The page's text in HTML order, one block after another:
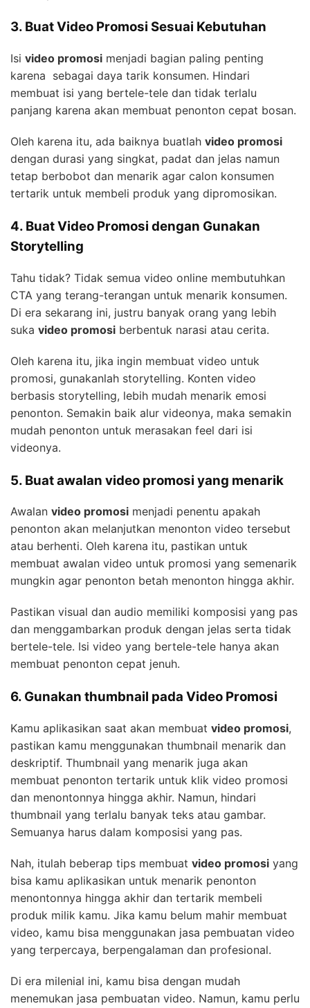
3. Buat Video Promosi Sesuai Kebutuhan
Isi video promosi menjadi bagian paling penting
karena sebagai daya tarik konsumen. Hindari
membuat isi yang bertele-tele dan tidak terlalu
panjang karena akan membuat penonton cepat bosan.
Oleh karena itu, ada baiknya buatlah video promosi
dengan durasi yang singkat, padat dan jelas namun
tetap berbobot dan menarik agar calon konsumen
tertarik untuk membeli produk yang dipromosikan.
4. Buat Video Promosi dengan Gunakan
Storytelling
Tahu tidak? Tidak semua video online membutuhkan
CTA yang terang-terangan untuk menarik konsumen.
Di era sekarang ini, justru banyak orang yang lebih
suka video promosi berbentuk narasi atau cerita.
Oleh karena itu, jika ingin membuat video untuk
promosi, gunakanlah storytelling. Konten video
berbasis storytelling, lebih mudah menarik emosi
penonton. Semakin baik alur videonya, maka semakin
mudah penonton untuk merasakan feel dari isi
videonya.
5. Buat awalan video promosi yang menarik
Awalan video promosi menjadi penentu apakah
penonton akan melanjutkan menonton video tersebut
atau berhenti. Oleh karena itu, pastikan untuk
membuat awalan video untuk promosi yang semenarik
mungkin agar penonton betah menonton hingga akhir.
Pastikan visual dan audio memiliki komposisi yang pas
dan menggambarkan produk dengan jelas serta tidak
bertele-tele. Isi video yang bertele-tele hanya akan
membuat penonton cepat jenuh.
6. Gunakan thumbnail pada Video Promosi
Kamu aplikasikan saat akan membuat video promosi,
pastikan kamu menggunakan thumbnail menarik dan
deskriptif. Thumbnail yang menarik juga akan
membuat penonton tertarik untuk klik video promosi
dan menontonnya hingga akhir. Namun, hindari
thumbnail yang terlalu banyak teks atau gambar.
Semuanya harus dalam komposisi yang pas.
Nah, itulah beberap tips membuat video promosi yang
bisa kamu aplikasikan untuk menarik penonton
menontonnya hingga akhir dan tertarik membeli
produk milik kamu. Jika kamu belum mahir membuat
video, kamu bisa menggunakan jasa pembuatan video
yang terpercaya, berpengalaman dan profesional.
Di era milenial ini, kamu bisa dengan mudah
menemukan jasa pembuatan video. Namun, kamu perlu